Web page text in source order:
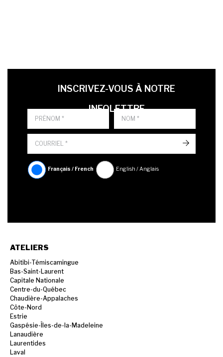
PRÉNOM
LAST NAME
INSCRIVEZ-VOUS À NOTRE
INFOLETTRE
LANGUE
Français / French English / Anglais
->
ATELIERS
Abitibi-Témiscamingue
Bas-Saint-Laurent
Capitale Nationale
Centre-du-Québec
Chaudière-Appalaches
Côte-Nord
Estrie
Gaspésie-Îles-de-la-Madeleine
Lanaudière
Laurentides
Laval